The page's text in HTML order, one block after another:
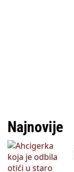
Najnovije